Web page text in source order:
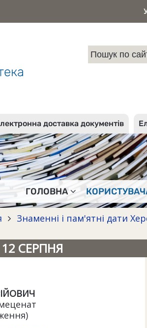
доставка документів
ГОЛОВНА
Знаменні і пам'ятні дати
12 СЕРПНЯ